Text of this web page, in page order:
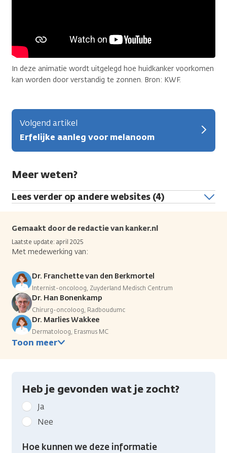
In deze animatie wordt uitgelegd hoe huidkanker voorkomen
kan worden door verstandig te zonnen. Bron: KWF.
Volgend artikel
Erfelijke aanleg voor melanoom
Meer weten?
Lees verder op andere websites (4)
Gemaakt door de redactie van kanker.nl
Laatste update: april 2025
Met medewerking van:
Dr. Franchette van den Berkmortel
Internist-oncoloog, Zuyderland Medisch Centrum
Dr. Han Bonenkamp
Chirurg-oncoloog, Radboudumc
Dr. Marlies Wakkee
Dermatoloog, Erasmus MC
Toon meer
Heb je gevonden wat je zocht?
Geef
kanker.nl
feedback:
Heb
Ja
Nee
Hoe kunnen we deze informatie